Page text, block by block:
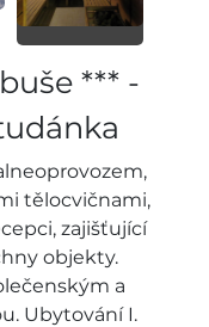
*** -
tělocvičnami,
zajišťující
objekty.
a
Ubytování I.